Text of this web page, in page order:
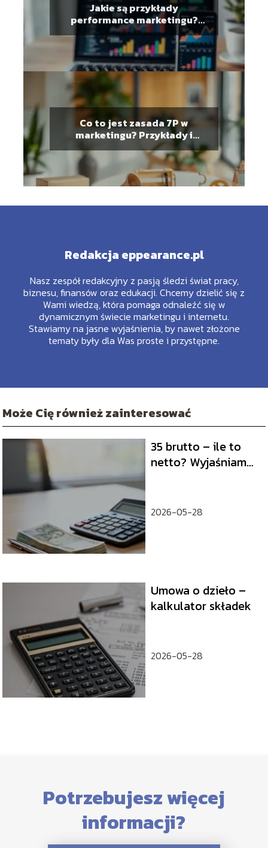
Jakie są przykłady
performance marketingu?
Skuteczne działania
Co to jest zasada 7P w
marketingu? Przykłady i
zastosowanie
Redakcja eppearance.pl
Nasz zespół redakcyjny z pasją śledzi świat pracy,
biznesu, finansów oraz edukacji. Chcemy dzielić się z
Wami wiedzą, która pomaga odnaleźć się w
dynamicznym świecie marketingu i internetu.
Stawiamy na jasne wyjaśnienia, by nawet złożone
tematy były dla Was proste i przystępne.
Może Cię również zainteresować
35 brutto – ile to
netto? Wyjaśniamy
2026-05-28
Umowa o dzieło –
kalkulator składek
2026-05-28
Potrzebujesz więcej
informacji?